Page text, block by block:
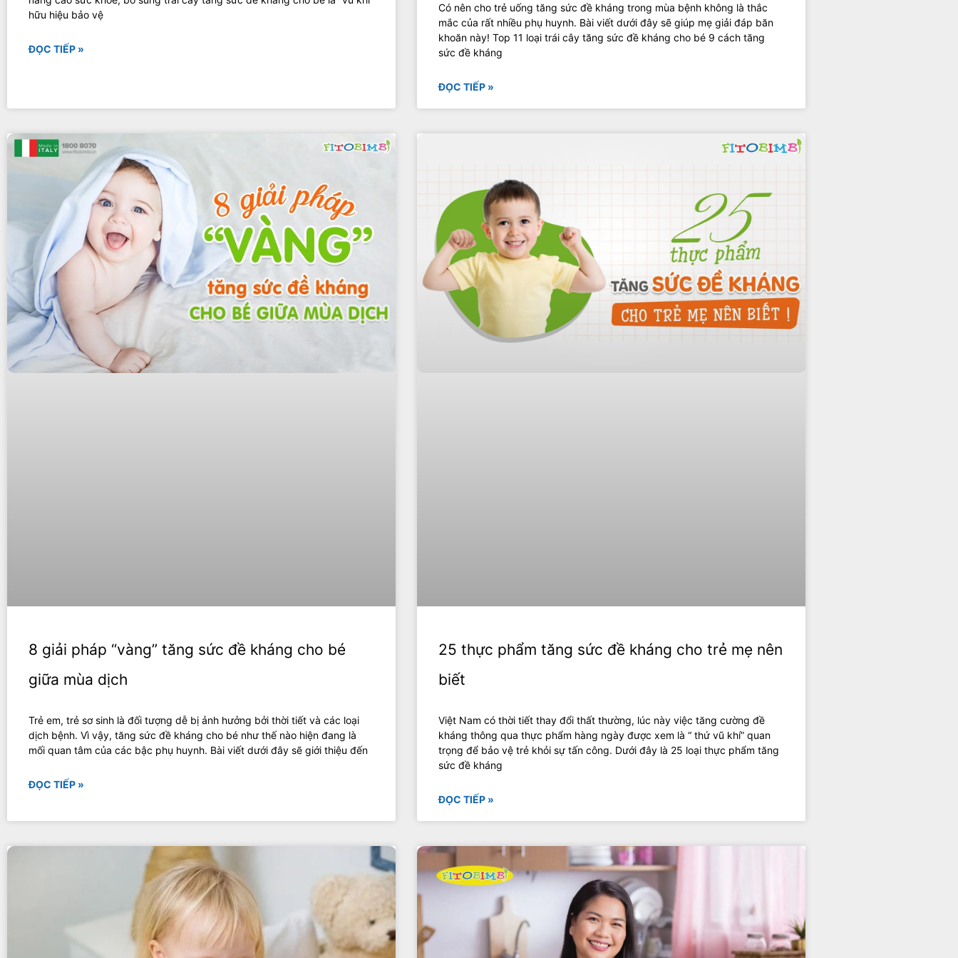
hữu hiệu bảo vệ
ĐỌC TIẾP »
Có nên cho trẻ uống tăng sức đề kháng trong mùa bệnh không là thắc
mắc của rất nhiều phụ huynh. Bài viết dưới đây sẽ giúp mẹ giải đáp băn
khoăn này! Top 11 loại trái cây tăng sức đề kháng cho bé 9 cách tăng
sức đề kháng
ĐỌC TIẾP »
8 giải pháp “vàng” tăng sức đề kháng cho bé
giữa mùa dịch
Trẻ em, trẻ sơ sinh là đối tượng dễ bị ảnh hưởng bởi thời tiết và các loại
dịch bệnh. Vì vậy, tăng sức đề kháng cho bé như thế nào hiện đang là
mối quan tâm của các bậc phụ huynh. Bài viết dưới đây sẽ giới thiệu đến
ĐỌC TIẾP »
25 thực phẩm tăng sức đề kháng cho trẻ mẹ nên
biết
Việt Nam có thời tiết thay đổi thất thường, lúc này việc tăng cường đề
kháng thông qua thực phẩm hàng ngày được xem là “ thứ vũ khí” quan
trọng để bảo vệ trẻ khỏi sự tấn công. Dưới đây là 25 loại thực phẩm tăng
sức đề kháng
ĐỌC TIẾP »